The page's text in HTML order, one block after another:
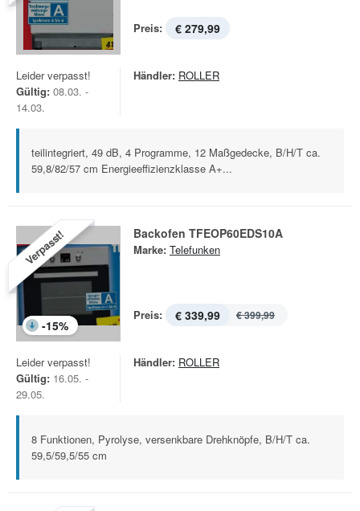
Preis: € 279,99
Leider verpasst!
Gültig: 08.03. -
14.03.
Händler: ROLLER
teilintegriert, 49 dB, 4 Programme, 12 Maßgedecke, B/H/T ca.
59,8/82/57 cm Energieeffizienzklasse A+...
Verpasst!
-15%
Backofen TFEOP60EDS10A
Marke: Telefunken
Preis: € 339,99 € 399,99
Leider verpasst!
Gültig: 16.05. -
29.05.
Händler: ROLLER
8 Funktionen, Pyrolyse, versenkbare Drehknöpfe, B/H/T ca.
59,5/59,5/55 cm